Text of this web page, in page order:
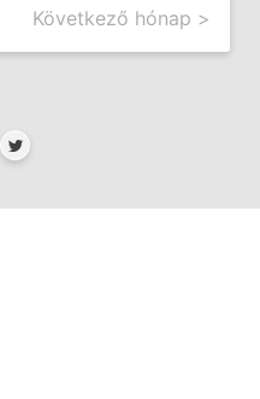
Következő hónap >